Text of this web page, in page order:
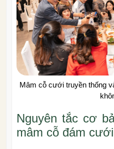
Mâm cỗ cưới truyền thống
Nguyên tắc cơ
mâm cỗ đám cưới